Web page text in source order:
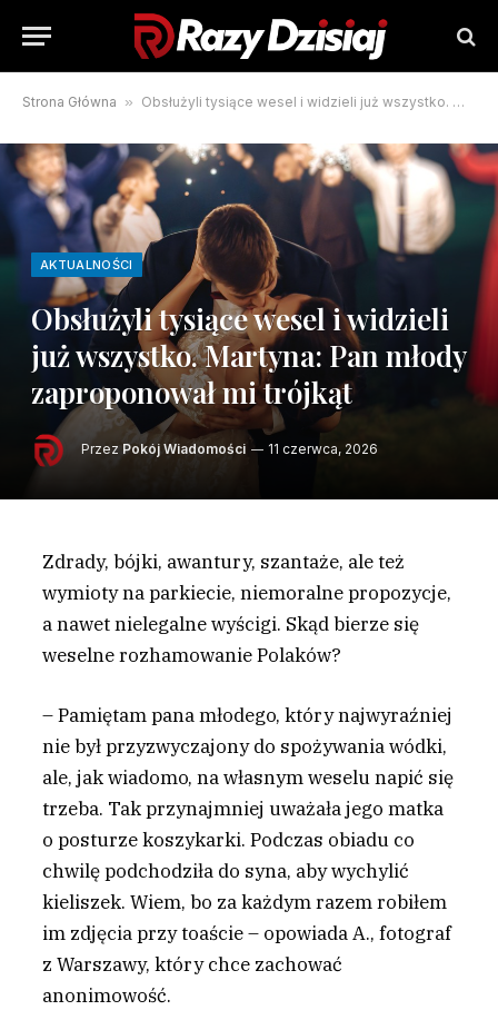
Strona Główna » Obsłużyli tysiące wesel i widzieli już wszystko. Martyna: Pan młody zaproponował mi trójkąt
AKTUALNOŚCI
Obsłużyli tysiące wesel i widzieli
już wszystko. Martyna: Pan młody
zaproponował mi trójkąt
Przez Pokój Wiadomości 11 czerwca, 2026
Zdrady, bójki, awantury, szantaże, ale też
wymioty na parkiecie, niemoralne propozycje,
a nawet nielegalne wyścigi. Skąd bierze się
weselne rozhamowanie Polaków?
– Pamiętam pana młodego, który najwyraźniej
nie był przyzwyczajony do spożywania wódki,
ale, jak wiadomo, na własnym weselu napić się
trzeba. Tak przynajmniej uważała jego matka
o posturze koszykarki. Podczas obiadu co
chwilę podchodziła do syna, aby wychylić
kieliszek. Wiem, bo za każdym razem robiłem
im zdjęcia przy toaście – opowiada A., fotograf
z Warszawy, który chce zachować
anonimowość.